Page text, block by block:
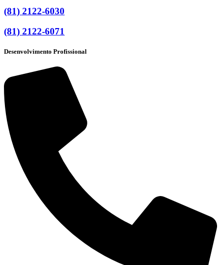
(81) 2122-6030
(81) 2122-6071
Desenvolvimento Profissional